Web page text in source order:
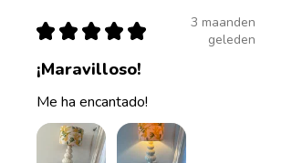
★ ★ ★ ★ ★
3 maanden
geleden
¡Maravilloso!
Me ha encantado!